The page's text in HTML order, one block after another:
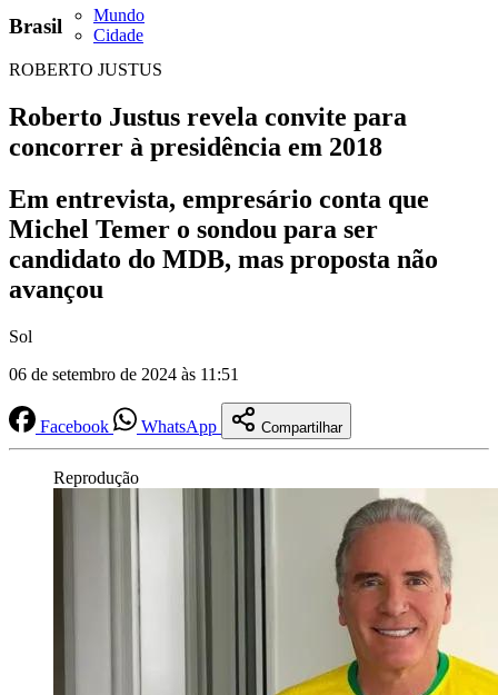
Mundo
Cidade
Brasil
ROBERTO JUSTUS
Roberto Justus revela convite para
concorrer à presidência em 2018
Em entrevista, empresário conta que
Michel Temer o sondou para ser
candidato do MDB, mas proposta não
avançou
Sol
06 de setembro de 2024 às 11:51
Facebook WhatsApp Compartilhar
Reprodução